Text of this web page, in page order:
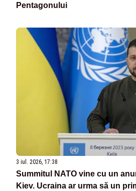
Pentagonului
3 iul. 2026, 17:38
Summitul NATO vine cu un
Kiev. Ucraina ar urma să un